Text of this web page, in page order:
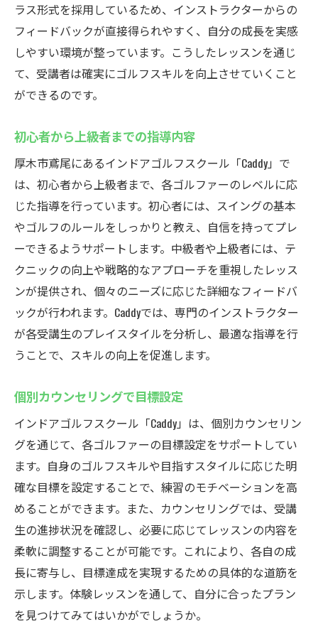
ラス形式を採用しているため、インストラクターからの
フィードバックが直接得られやすく、自分の成長を実感
しやすい環境が整っています。こうしたレッスンを通じ
て、受講者は確実にゴルフスキルを向上させていくこと
ができるのです。
初心者から上級者までの指導内容
厚木市鳶尾にあるインドアゴルフスクール「Caddy」で
は、初心者から上級者まで、各ゴルファーのレベルに応
じた指導を行っています。初心者には、スイングの基本
やゴルフのルールをしっかりと教え、自信を持ってプレ
ーできるようサポートします。中級者や上級者には、テ
クニックの向上や戦略的なアプローチを重視したレッス
ンが提供され、個々のニーズに応じた詳細なフィードバ
ックが行われます。Caddyでは、専門のインストラクター
が各受講生のプレイスタイルを分析し、最適な指導を行
うことで、スキルの向上を促進します。
個別カウンセリングで目標設定
インドアゴルフスクール「Caddy」は、個別カウンセリン
グを通じて、各ゴルファーの目標設定をサポートしてい
ます。自身のゴルフスキルや目指すスタイルに応じた明
確な目標を設定することで、練習のモチベーションを高
めることができます。また、カウンセリングでは、受講
生の進捗状況を確認し、必要に応じてレッスンの内容を
柔軟に調整することが可能です。これにより、各自の成
長に寄与し、目標達成を実現するための具体的な道筋を
示します。体験レッスンを通して、自分に合ったプラン
を見つけてみてはいかがでしょうか。